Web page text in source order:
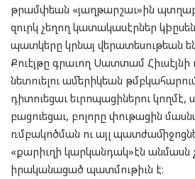
թրամփեան «յաղթարշաւ»ին
զուրկ չեղող կատակասէրներ
պատկերը կրնայ վերատեսութեան
Քուէյթը գրաւող Սատտամ
նետուելու ամերիկեան
դիտուեցաւ եւրոպացիներու կողմէ,
բացուեցաւ, բոլորը փութացին
ռմբակոծման ու այլ
«քարիւղի կարկանդակ»էն անմասն
իրականացած պատմութիւն է։